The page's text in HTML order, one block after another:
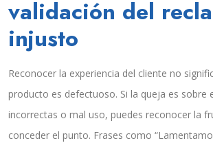
validación del
injusto
Reconocer la experiencia del cliente no
producto es defectuoso. Si la queja es sobre
incorrectas o mal uso, puedes reconocer la
conceder el punto. Frases como